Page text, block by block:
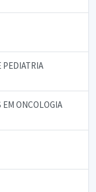
PEDIATRIA
EM ONCOLOGIA